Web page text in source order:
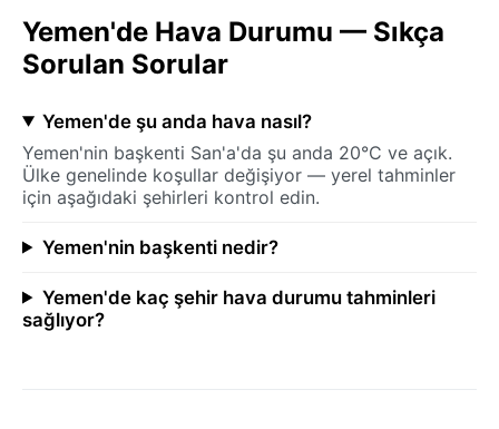
Yemen'de Hava Durumu — Sıkça
Sorulan Sorular
Yemen'de şu anda hava nasıl?
Yemen'nin başkenti San'a'da şu anda 20°C ve açık.
Ülke genelinde koşullar değişiyor — yerel tahminler
için aşağıdaki şehirleri kontrol edin.
Yemen'nin başkenti nedir?
Yemen'de kaç şehir hava durumu tahminleri
sağlıyor?